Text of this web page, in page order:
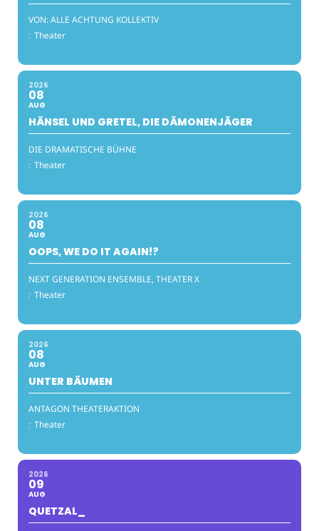
VON: ALLE ACHTUNG KOLLEKTIV
: Theater
2026
08
AUG
HÄNSEL UND GRETEL, DIE DÄMONENJÄGER
DIE DRAMATISCHE BÜHNE
: Theater
2026
08
AUG
OOPS, WE DO IT AGAIN!?
NEXT GENERATION ENSEMBLE, THEATER X
: Theater
2026
08
AUG
UNTER BÄUMEN
ANTAGON THEATERAKTION
: Theater
2026
09
AUG
QUETZAL_